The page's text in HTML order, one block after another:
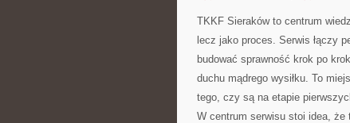
TKKF Sieraków to centrum
lecz jako proces. Serwis łączy
budować sprawność krok po
duchu mądrego wysiłku. To
tego, czy są na etapie
W centrum serwisu stoi idea,